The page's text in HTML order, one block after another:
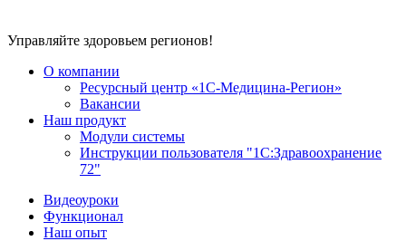
Управляйте здоровьем регионов!
О компании
Ресурсный центр «1С-Медицина-Регион»
Вакансии
Наш продукт
Модули системы
Инструкции пользователя "1С:Здравоохранение
72"
Видеоуроки
Функционал
Наш опыт